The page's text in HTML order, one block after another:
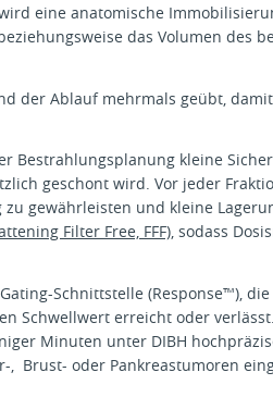
eine anatomische
das Volumen des
der Ablauf mehrmals geübt,
Bestrahlungsplanung kleine
geschont wird. Vor jeder
gewährleisten und kleine
Filter Free, FFF), sodass
Schnittstelle (Response™),
Schwellwert erreicht oder
Minuten unter DIBH
Brust- oder Pankreastumoren